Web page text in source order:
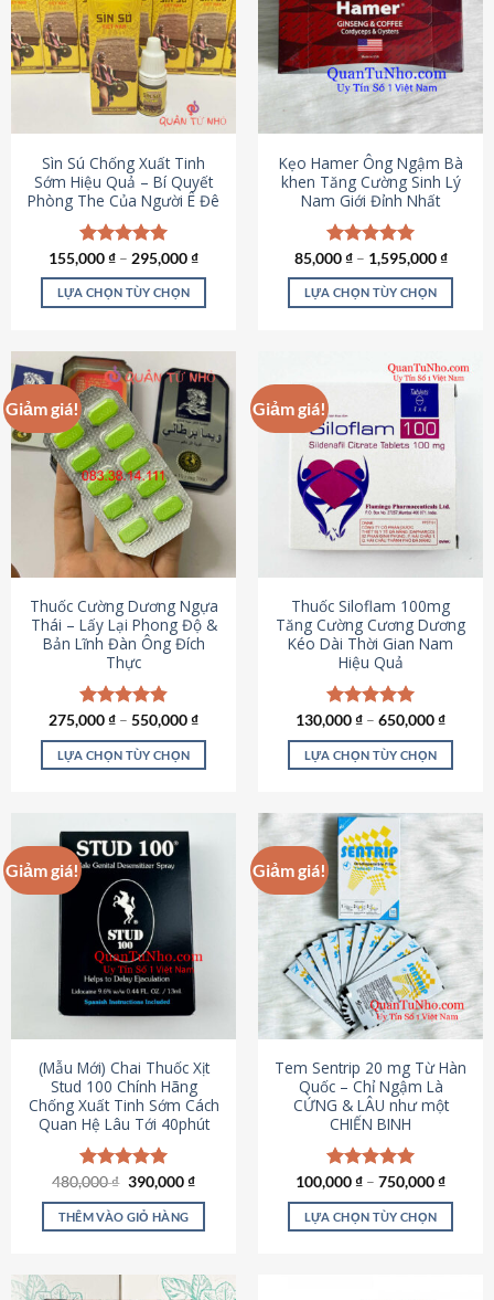
thể.
Các
tùy
chọn
có
thể
được
chọn
trên
trang
sản
phẩm
Sìn Sú Chống Xuất Tinh
Sớm Hiệu Quả – Bí Quyết
Phòng The Của Người Ê Đê
Được xếp
hạng4.95
5 sao
155,000₫ – 295,000₫
LỰA CHỌN TÙY CHỌN
này
có
nhiều
biến
thể.
Các
tùy
chọn
có
thể
chọn
trên
trang
sản
phẩm
Kẹo Hamer Ông Ngậm Bà
khen Tăng Cường Sinh Lý
Nam Giới Đỉnh Nhất
Được xếp
hạng5.00
5 sao
85,000₫– 1,595,000₫
LỰA CHỌN TÙY CHỌN
này
nhiều
biến
tùy
chọn
có
được
chọn
trên
trang
sản
phẩm
Giảm giá!
Thuốc Cường Dương Ngựa
Thái – Lấy Lại Phong Độ &
Bản Lĩnh Đàn Ông Đích
Thực
Được xếp
hạng4.87
5 sao
275,000₫ – 550,000₫
LỰA CHỌN TÙY CHỌN
có
nhiều
biến
thể.
Các
tùy
chọn
được
chọn
trên
trang
sản
phẩm
Giảm giá!
Thuốc Siloflam 100mg
Tăng Cường Cương Dương
Kéo Dài Thời Gian Nam
Hiệu Quả
Được xếp
hạng5.00
5 sao
130,000₫ – 650,000₫
LỰA CHỌN TÙY CHỌN
này
có
nhiều
biến
thể.
Các
tùy
chọn
có
thể
chọn
trên
trang
sản
phẩm
Giảm giá!
(Mẫu Mới) Chai Thuốc Xịt
Stud 100 Chính Hãng
Chống Xuất Tinh Sớm Cách
Quan Hệ Lâu Tới 40phút
Được xếp
hạng5.00
5 sao
480,000₫ Giá
là:
480,000 ₫.
390,000₫Giá
tại
THÊM VÀO GIỎ HÀNG
Giảm giá!
Tem Sentrip 20 mg Từ Hàn
Quốc – Chỉ Ngậm Là
CỨNG & LÂU như một
CHIẾN BINH
Được xếp
hạng5.00
5 sao
100,000₫ – 750,000₫
LỰA CHỌN TÙY CHỌN